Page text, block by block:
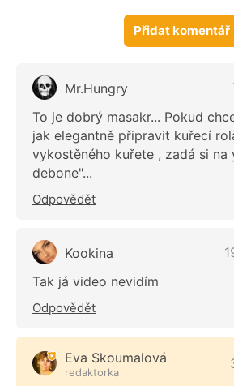
Přidat komentář
Mr.Hungry
To je dobrý masakr... Pokud
jak elegantně připravit kuřecí
vykostěného kuřete , zadá si na
debone"...
Odpovědět
Kookina
Tak já video nevidím
Odpovědět
Eva Skoumalová
redaktorka